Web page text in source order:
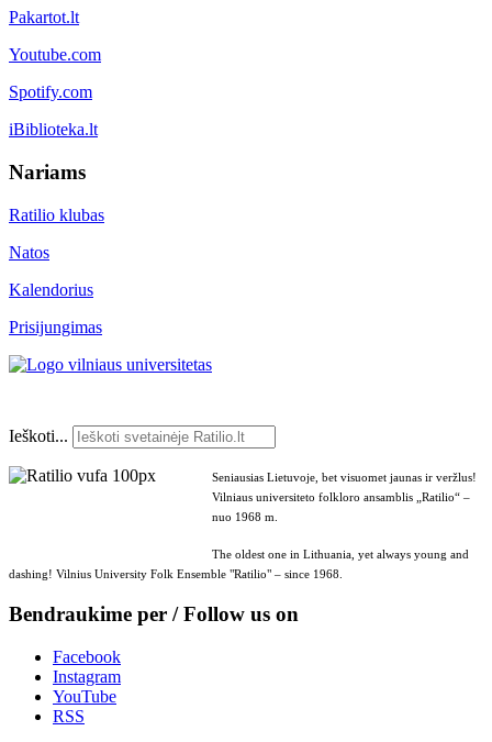
Pakartot.lt
Youtube.com
Spotify.com
iBiblioteka.lt
Nariams
Ratilio klubas
Natos
Kalendorius
Prisijungimas
Ieškoti...
Seniausias Lietuvoje, bet visuomet jaunas ir veržlus!
Vilniaus universiteto folkloro ansamblis „Ratilio“ –
nuo 1968 m.
The oldest one in Lithuania, yet always young and
dashing! Vilnius University Folk Ensemble "Ratilio" – since 1968.
Bendraukime per / Follow us on
Facebook
Instagram
YouTube
RSS